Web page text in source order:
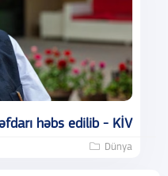
həbs edilib - KİV
Dünya